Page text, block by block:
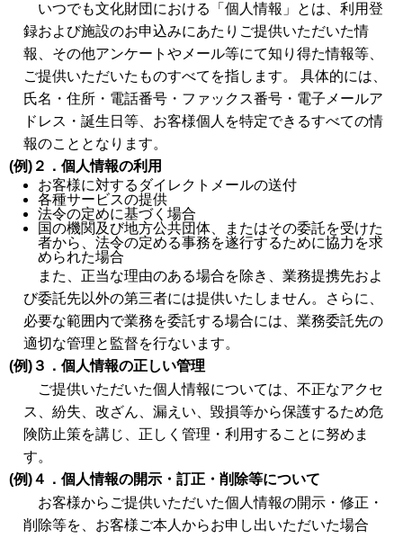
いつでも文化財団における「個人情報」とは、利用登
録および施設のお申込みにあたりご提供いただいた情
報、その他アンケートやメール等にて知り得た情報等、
ご提供いただいたものすべてを指します。 具体的には、
氏名・住所・電話番号・ファックス番号・電子メールア
ドレス・誕生日等、お客様個人を特定できるすべての情
報のこととなります。
(例)２．個人情報の利用
お客様に対するダイレクトメールの送付
各種サービスの提供
法令の定めに基づく場合
国の機関及び地方公共団体、またはその委託を受けた
者から、法令の定める事務を遂行するために協力を求
められた場合
また、正当な理由のある場合を除き、業務提携先およ
び委託先以外の第三者には提供いたしません。さらに、
必要な範囲内で業務を委託する場合には、業務委託先の
適切な管理と監督を行ないます。
(例)３．個人情報の正しい管理
ご提供いただいた個人情報については、不正なアクセ
ス、紛失、改ざん、漏えい、毀損等から保護するため危
険防止策を講じ、正しく管理・利用することに努めま
す。
(例)４．個人情報の開示・訂正・削除等について
お客様からご提供いただいた個人情報の開示・修正・
削除等を、お客様ご本人からお申し出いただいた場合